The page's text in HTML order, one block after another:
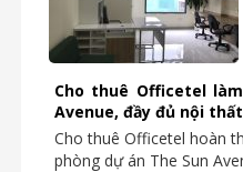
Cho thuê Officetel
Avenue, đầy đủ nội
Cho thuê Officetel hoàn
phòng dự án The Sun